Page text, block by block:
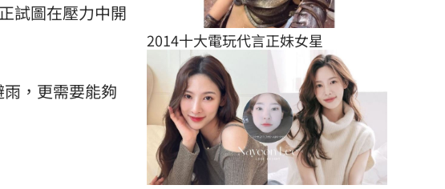
試圖在壓力中開
，更需要能夠
2014十大電玩代言正妹女星